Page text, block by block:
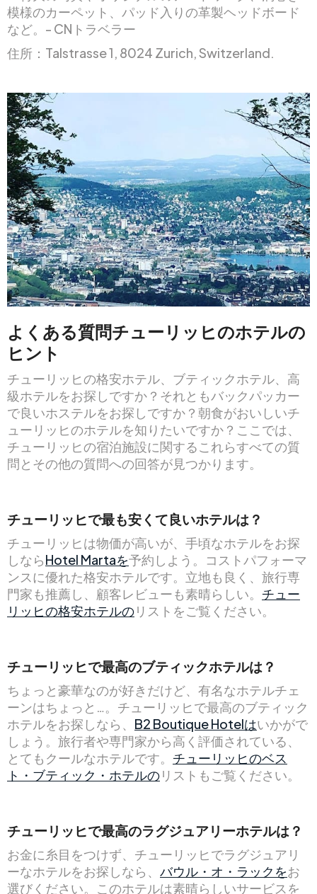
模様のカーペット、パッド入りの革製ヘッドボード
など。- CNトラベラー
住所：Talstrasse 1, 8024 Zurich, Switzerland.
よくある質問チューリッヒのホテルの
ヒント
チューリッヒの格安ホテル、ブティックホテル、高
級ホテルをお探しですか？それともバックパッカー
で良いホステルをお探しですか？朝食がおいしいチ
ューリッヒのホテルを知りたいですか？ここでは、
チューリッヒの宿泊施設に関するこれらすべての質
問とその他の質問への回答が見つかります。
チューリッヒで最も安くて良いホテルは？
チューリッヒは物価が高いが、手頃なホテルをお探
しならHotel Martaを予約しよう。コストパフォーマ
ンスに優れた格安ホテルです。立地も良く、旅行専
門家も推薦し、顧客レビューも素晴らしい。 チュー
リッヒの格安ホテルのリストをご覧ください。
チューリッヒで最高のブティックホテルは？
ちょっと豪華なのが好きだけど、有名なホテルチェ
ーンはちょっと…。チューリッヒで最高のブティック
ホテルをお探しなら、 B2 Boutique Hotelはいかがで
しょう。旅行者や専門家から高く評価されている、
とてもクールなホテルです。 チューリッヒのベス
ト・ブティック・ホテルのリストもご覧ください。
チューリッヒで最高のラグジュアリーホテルは？
お金に糸目をつけず、チューリッヒでラグジュアリ
ーなホテルをお探しなら、 バウル・オ・ラックをお
選びください。このホテルは素晴らしいサービスを